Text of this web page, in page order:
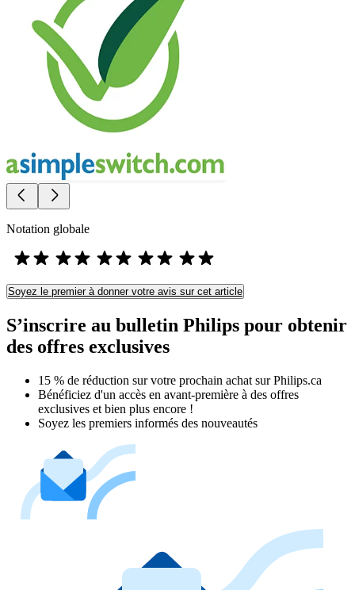
Notation globale
Soyez le premier à donner votre avis sur cet article
S’inscrire au bulletin Philips pour obtenir
des offres exclusives
15 % de réduction sur votre prochain achat sur Philips.ca​
Bénéficiez d'un accès en avant-première à des offres
exclusives et bien plus encore !
Soyez les premiers informés des nouveautés